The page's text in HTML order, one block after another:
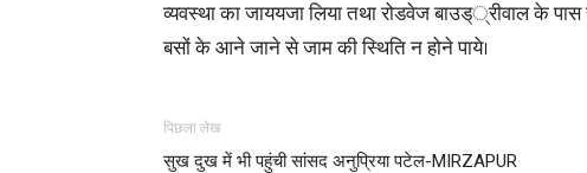
व्यवस्था का जाययजा लिया तथा रोडवेज बाउड््रीवाल के
बसों के आने जाने से जाम की स्थिति न होने पाये।
पिछला लेख
सुख दुख में भी पहुंची सांसद अनुप्रिया पटेल-MIRZAPUR